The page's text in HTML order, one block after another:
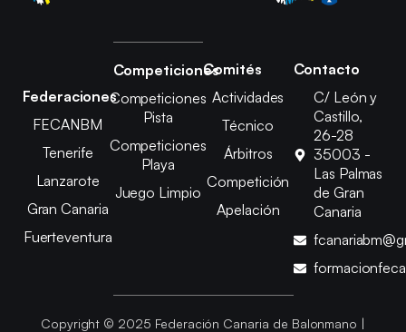
Federaciones
FECANBM
Tenerife
Lanzarote
Gran Canaria
Fuerteventura
Competiciones
Competiciones
Pista
Competiciones
Playa
Juego Limpio
Comités
Actividades
Técnico
Árbitros
Competición
Apelación
Contacto
C/ León y
Castillo,
26-28
35003 -
Las Palmas
de Gran
Canaria
Copyright © 2025 Federación Canaria de Balonmano |